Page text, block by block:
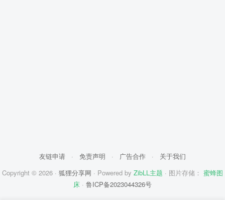
友链申请 · 免责声明 · 广告合作 ·
关于我们
Copyright © 2026 · 狐狸分享网 · Powered by ZibLL主题 · 图片存储： 蜜蜂图
床 · 鲁ICP备2023044326号